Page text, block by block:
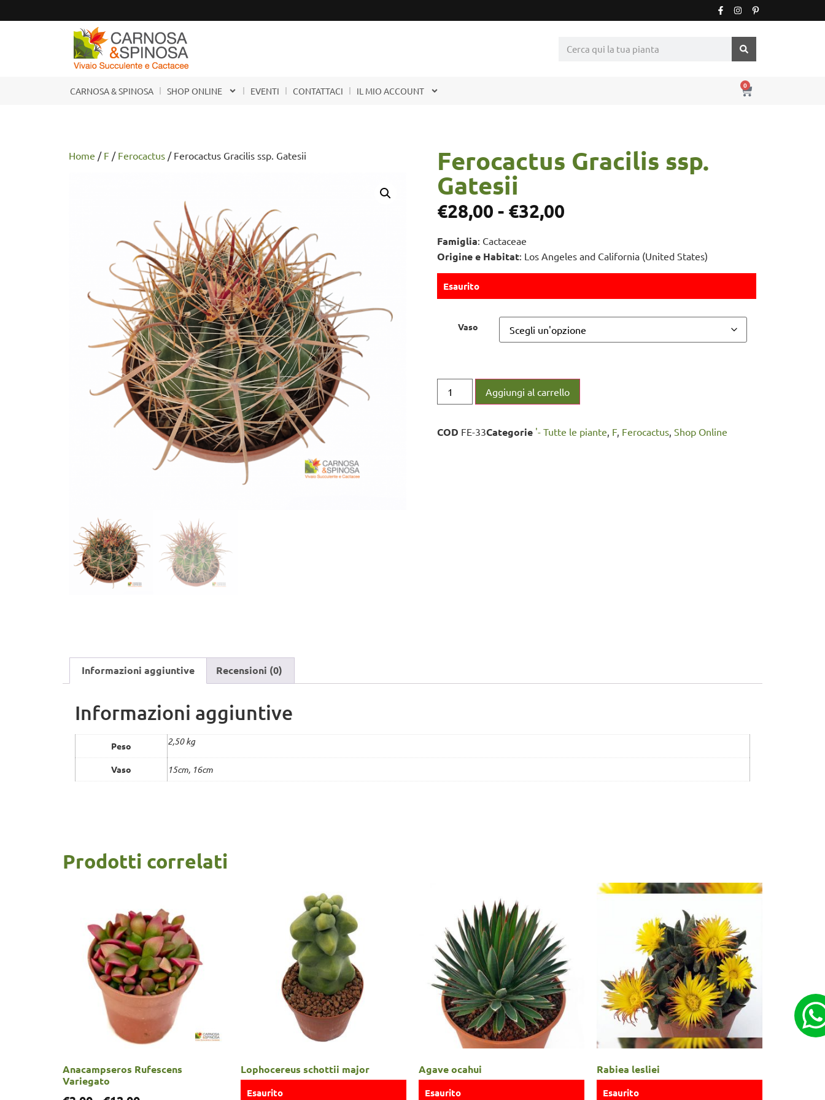
CARNOSA & SPINOSA SHOP ONLINE EVENTI CONTATTACI IL MIO ACCOUNT
0
Home / F / Ferocactus / Ferocactus Gracilis ssp. Gatesii Ferocactus Gracilis ssp.
Gatesii
€28,00 - €32,00
Famiglia: Cactaceae
Origine e Habitat: Los Angeles and California (United States)
Esaurito
Vaso
Aggiungi al carrello
COD FE-33Categorie '- Tutte le piante F Ferocactus Shop Online
Informazioni aggiuntive Recensioni (0)
Informazioni aggiuntive
Peso 2,50 kg
Vaso 15cm, 16cm
Prodotti correlati
Anacampseros Rufescens
Variegato
Lophocereus schottii major
Esaurito
Agave ocahui
Esaurito
Rabiea lesliei
Esaurito